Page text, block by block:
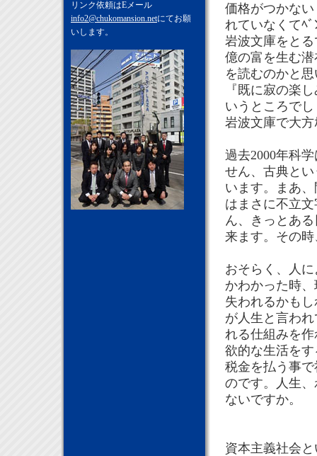
価格がつかな
れていなくてﾍ
岩波文庫をと
億の富を生む
を読むのかと
『既に寂の楽
いうところでし
岩波文庫で大
過去2000年科
せん、古典と
います。まあ
はまさに不立
ん、きっとある
来ます。その
おそらく、人
かわかった時
失われるかも
が人生と言わ
れる仕組みを
欲的な生活を
税金を払う事
のです。人生
ないですか。
資本主義社会
リンク依頼はEメール
info2@chukomansion.netにてお願
いします。